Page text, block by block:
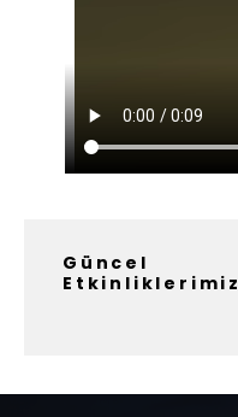
Güncel
Etkinliklerimiz